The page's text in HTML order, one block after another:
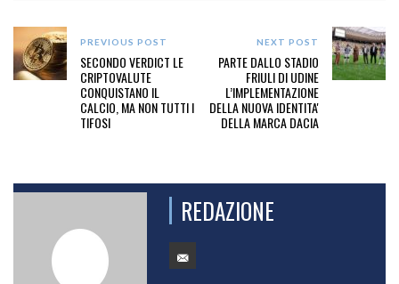
PREVIOUS POST
SECONDO VERDICT LE
CRIPTOVALUTE
CONQUISTANO IL
CALCIO, MA NON TUTTI I
TIFOSI
NEXT POST
PARTE DALLO STADIO
FRIULI DI UDINE
L’IMPLEMENTAZIONE
DELLA NUOVA IDENTITA'
DELLA MARCA DACIA
REDAZIONE